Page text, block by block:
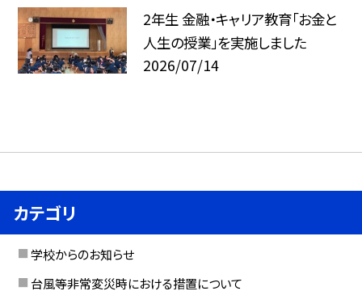
2年生 金融・キャリア教育「お金と
人生の授業」を実施しました
2026/07/14
カテゴリ
学校からのお知らせ
台風等非常変災時における措置について